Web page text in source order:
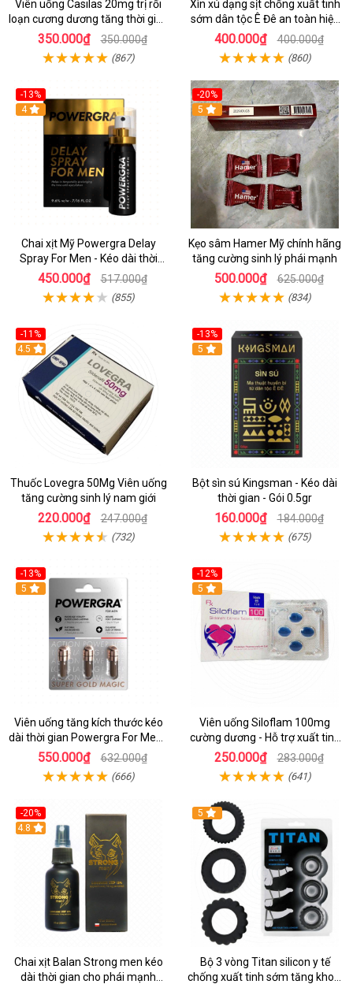
Viên uống Casilas 20mg trị rối
loạn cương dương tăng thời gian
quan hệ
350.000₫ 350.000₫
(867)
Xìn xú dạng sịt chống xuất tinh
sớm dân tộc Ê Đê an toàn hiệu
quả
400.000₫ 400.000₫
(860)
-13%
Hot
4
Chai xịt Mỹ Powergra Delay
Spray For Men - Kéo dài thời
gian - Chai 13ml
450.000₫ 517.000₫
(855)
-20%
5
Kẹo sâm Hamer Mỹ chính hãng
tăng cường sinh lý phái mạnh
500.000₫ 625.000₫
(834)
-11%
4.5
Thuốc Lovegra 50Mg Viên uống
tăng cường sinh lý nam giới
220.000₫ 247.000₫
(732)
-13%
Hot
5
Bột sìn sú Kingsman - Kéo dài
thời gian - Gói 0.5gr
160.000₫ 184.000₫
(675)
-13%
Hot
5
Viên uống tăng kích thước kéo
dài thời gian Powergra For Men -
Vỉ 3 viên
550.000₫ 632.000₫
(666)
-12%
5
Viên uống Siloflam 100mg
cường dương - Hỗ trợ xuất tinh
sớm
250.000₫ 283.000₫
(641)
-20%
Hot
4.8
Chai xịt Balan Strong men kéo
dài thời gian cho phái mạnh
5
Bộ 3 vòng Titan silicon y tế
chống xuất tinh sớm tăng khoái